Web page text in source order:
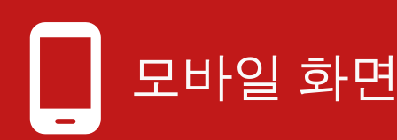
phone_android 모바일 화